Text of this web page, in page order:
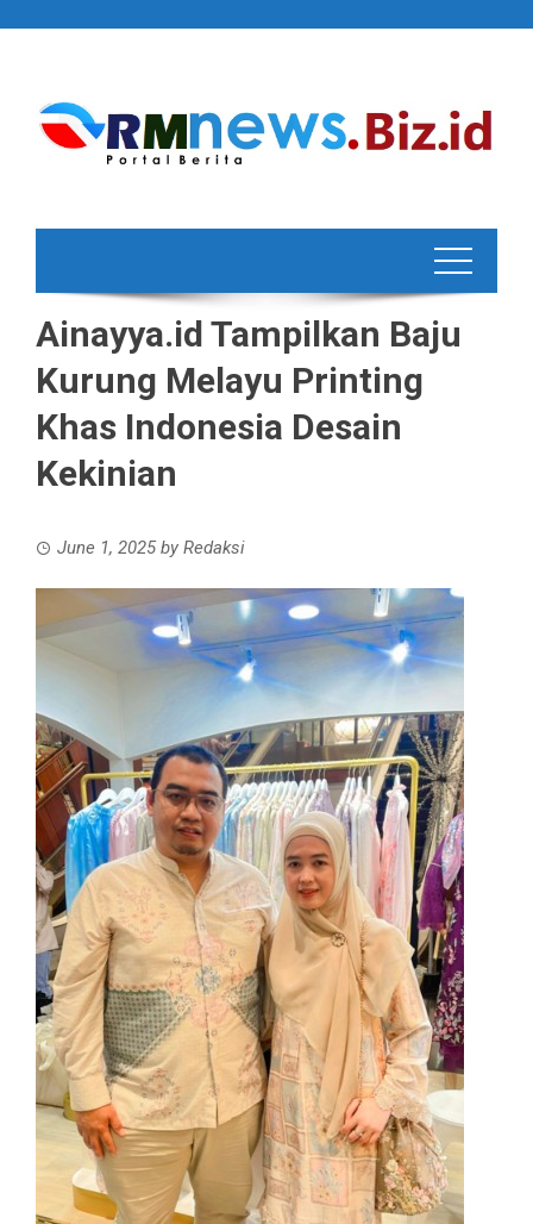
Ainayya.id Tampilkan Baju
Kurung Melayu Printing
Khas Indonesia Desain
Kekinian
June 1, 2025by Redaksi